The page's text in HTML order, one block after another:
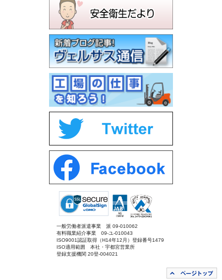
一般労働者派遣事業 派 09-010062
有料職業紹介事業 09-ユ-010043
ISO9001認証取得（H14年12月）登録番号1479
ISO適用範囲 本社・宇都宮営業所
登録支援機関 20登-004021